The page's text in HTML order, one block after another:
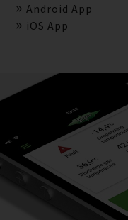
Android App
iOS App